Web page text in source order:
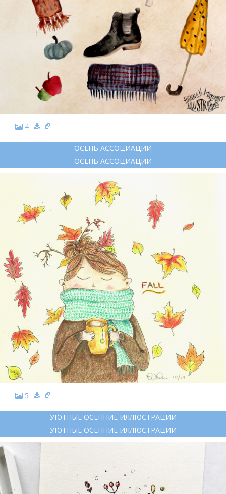
4
ОСЕНЬ АССОЦИАЦИИ
ОСЕНЬ АССОЦИАЦИИ
5
УЮТНЫЕ ОСЕННИЕ ИЛЛЮСТРАЦИИ
УЮТНЫЕ ОСЕННИЕ ИЛЛЮСТРАЦИИ